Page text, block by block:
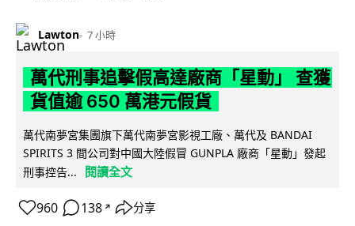
Lawton 7 小時
萬代刑事追擊假高達廠商「星動」 查獲
貨值逾 650 萬港元假貨
萬代南夢宮集團旗下萬代南夢宮影視工廠、萬代及 BANDAI
SPIRITS 3 間公司對中國大陸假冒 GUNPLA 廠商「星動」發起
刑事控告...
閱讀全文
960 138 ↗ 分享